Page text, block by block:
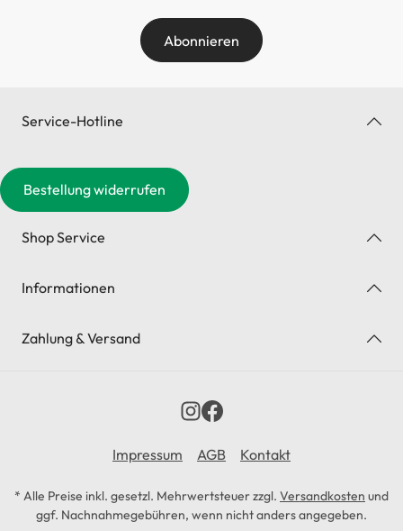
Abonnieren
Service-Hotline
Bestellung widerrufen
Shop Service
Informationen
Zahlung & Versand
Impressum AGB Kontakt
* Alle Preise inkl. gesetzl. Mehrwertsteuer zzgl. Versandkosten und
ggf. Nachnahmegebühren, wenn nicht anders angegeben.